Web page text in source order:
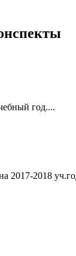
год....
2018